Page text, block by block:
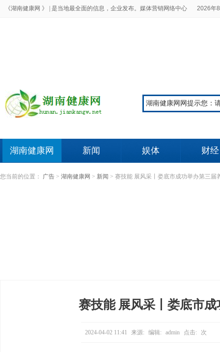
《湖南健康网 》 | 是当地最全面的信息，企业发布。媒体营销网络中心 2026年
湖南健康网 新闻 娱体 财经
您当前的位置： 广告 > 湖南健康网 > 新闻 > 赛技能 展风采丨娄底市成功举办第三届
赛技能 展风采丨娄底市
2024-04-02 11:41 来源: 编辑: admin 点击: 次